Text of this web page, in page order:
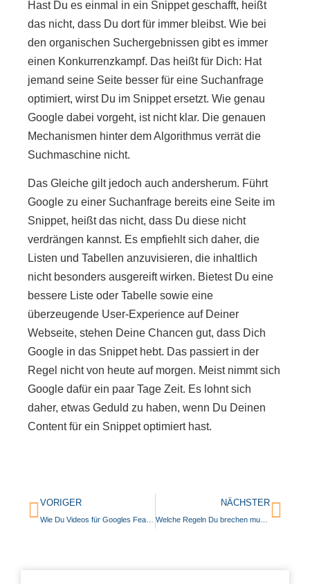
Hast Du es einmal in ein Snippet geschafft, heißt
das nicht, dass Du dort für immer bleibst. Wie bei
den organischen Suchergebnissen gibt es immer
einen Konkurrenzkampf. Das heißt für Dich: Hat
jemand seine Seite besser für eine Suchanfrage
optimiert, wirst Du im Snippet ersetzt. Wie genau
Google dabei vorgeht, ist nicht klar. Die genauen
Mechanismen hinter dem Algorithmus verrät die
Suchmaschine nicht.
Das Gleiche gilt jedoch auch andersherum. Führt
Google zu einer Suchanfrage bereits eine Seite im
Snippet, heißt das nicht, dass Du diese nicht
verdrängen kannst. Es empfiehlt sich daher, die
Listen und Tabellen anzuvisieren, die inhaltlich
nicht besonders ausgereift wirken. Bietest Du eine
bessere Liste oder Tabelle sowie eine
überzeugende User-Experience auf Deiner
Webseite, stehen Deine Chancen gut, dass Dich
Google in das Snippet hebt. Das passiert in der
Regel nicht von heute auf morgen. Meist nimmt sich
Google dafür ein paar Tage Zeit. Es lohnt sich
daher, etwas Geduld zu haben, wenn Du Deinen
Content für ein Snippet optimiert hast.
VORIGER NÄCHSTER
Welche Regeln Du brechen musst, um innovative Content-Ideen zu finden